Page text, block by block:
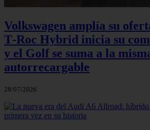
Volkswagen amplía su
T‑Roc Hybrid inicia su
y el Golf se suma a la
autorrecargable
28/07/2026